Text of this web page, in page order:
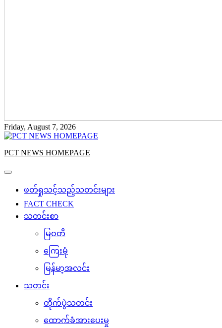
Friday, August 7, 2026
PCT NEWS HOMEPAGE
ဖတ်ရှုသင့်သည့်သတင်းများ
FACT CHECK
သတင်းစာ
မြဝတီ
ကြေးမုံ
မြန်မာ့အလင်း
သတင်း
တိုက်ပွဲသတင်း
ထောက်ခံအားပေးမှု